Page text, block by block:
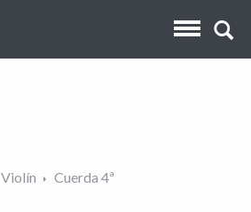
Violín Cuerda 4ª